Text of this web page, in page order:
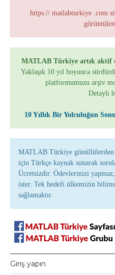
https:// matlabturkiye .com
MATLAB Türkiye artık aktif
Yaklaşık 10 yıl boyunca
platformumuzu arşiv
Detaylı
10 Yıllık Bir Yolculuğun
MATLAB Türkiye
için Türkçe kaynak sunarak
Ücretsizdir. Ödevlerinizi
ister. Tek hedefi ülkemizin
sağlamaktır.
Giriş yapın